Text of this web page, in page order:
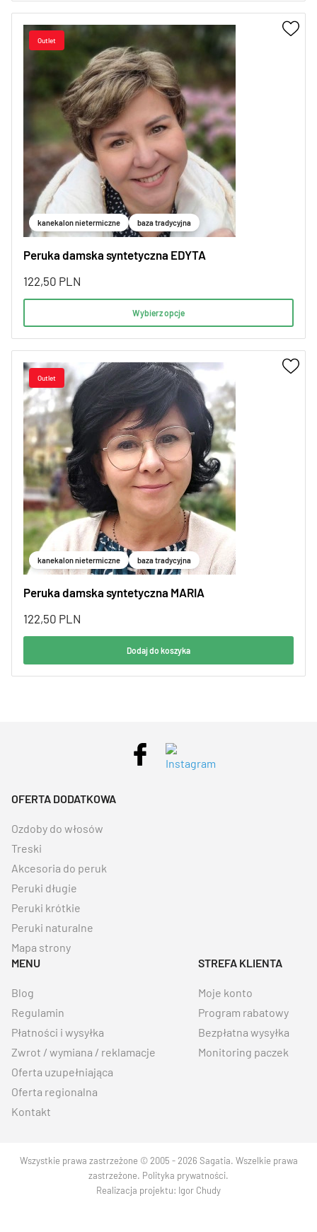
kanekalon nietermiczne baza tradycyjna
Peruka damska syntetyczna EDYTA
122,50 PLN
Wybierz opcje
kanekalon nietermiczne baza tradycyjna
Peruka damska syntetyczna MARIA
122,50 PLN
Dodaj do koszyka
OFERTA DODATKOWA
Ozdoby do włosów
Treski
Akcesoria do peruk
Peruki długie
Peruki krótkie
Peruki naturalne
Mapa strony
MENU
Blog
Regulamin
Płatności i wysyłka
Zwrot / wymiana / reklamacje
Oferta uzupełniająca
Oferta regionalna
Kontakt
STREFA KLIENTA
Moje konto
Program rabatowy
Bezpłatna wysyłka
Monitoring paczek
Wszystkie prawa zastrzeżone © 2005 - 2026 Sagatia. Wszelkie prawa
zastrzeżone. Polityka prywatności.
Realizacja projektu: Igor Chudy